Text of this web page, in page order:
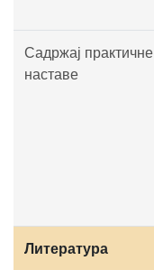
Садржај практичне
наставе
Литература